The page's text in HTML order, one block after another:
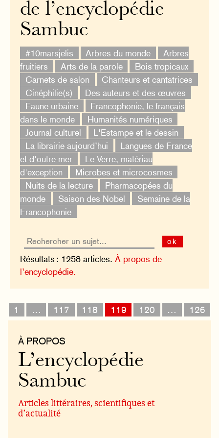
de l’encyclopédie
Sambuc
#10marsjelis Arbres du monde
Arbres
fruitiers
Arts de la parole
Bois tropicaux
Carnets de salon
Chanteurs et cantatrices
Cinéphilie(s)
Des auteurs et des œuvres
Faune urbaine
Francophonie, le français
dans le monde
Humanités numériques
Journal culturel
L'Estampe et le dessin
La librairie aujourd’hui
Langues de France
et d'outre-mer
Le Verre, matériau
d'exception
Microbes et microcosmes
Nuits de la lecture
Pharmacopées du
monde
Saison des Nobel
Semaine de la
Francophonie
ok
Résultats : 1258 articles.À propos de
l’encyclopédie.
1 … 117 118 119 120 … 126
À PROPOS
L’encyclopédie
Sambuc
Articles littéraires, scientifiques et
d’actualité